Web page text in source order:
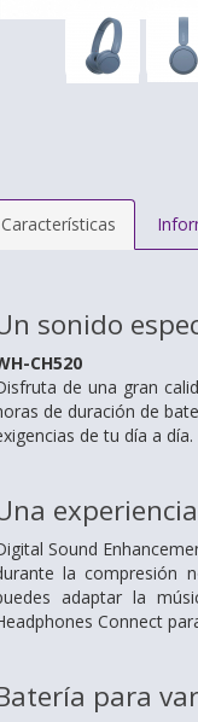
Características
sonido
CH520
de una gran
de duración de
de tu día a día.
Sound
la compresión
adaptar la
Connect
para